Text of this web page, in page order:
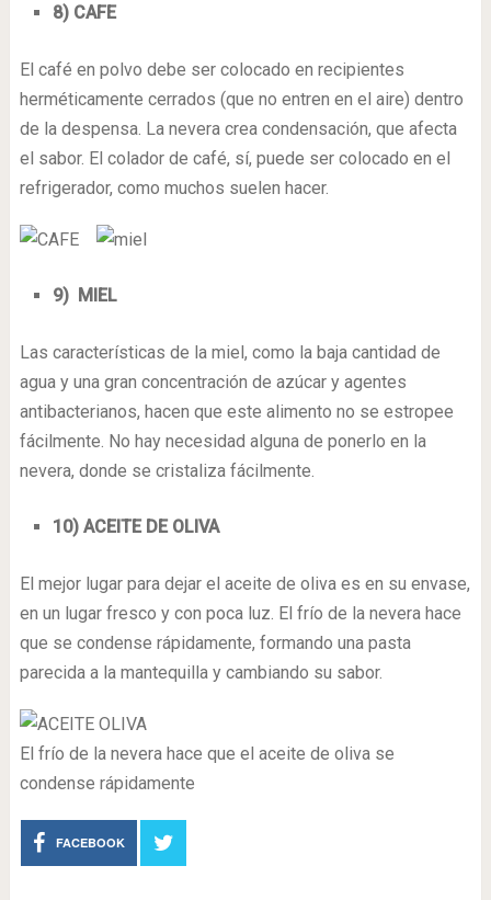
8) CAFE
El café en polvo debe ser colocado en recipientes
herméticamente cerrados (que no entren en el aire) dentro
de la despensa. La nevera crea condensación, que afecta
el sabor. El colador de café, sí, puede ser colocado en el
refrigerador, como muchos suelen hacer.
9) MIEL
Las características de la miel, como la baja cantidad de
agua y una gran concentración de azúcar y agentes
antibacterianos, hacen que este alimento no se estropee
fácilmente. No hay necesidad alguna de ponerlo en la
nevera, donde se cristaliza fácilmente.
10) ACEITE DE OLIVA
El mejor lugar para dejar el aceite de oliva es en su envase,
en un lugar fresco y con poca luz. El frío de la nevera hace
que se condense rápidamente, formando una pasta
parecida a la mantequilla y cambiando su sabor.
El frío de la nevera hace que el aceite de oliva se
condense rápidamente
FACEBOOK